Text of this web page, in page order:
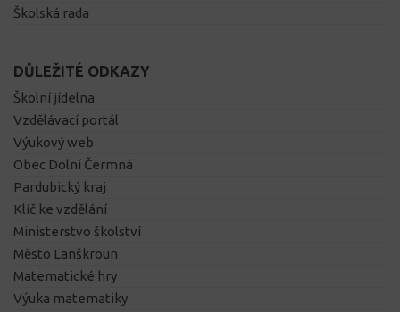
Školská rada
DŮLEŽITÉ ODKAZY
Školní jídelna
Vzdělávací portál
Výukový web
Obec Dolní Čermná
Pardubický kraj
Klíč ke vzdělání
Ministerstvo školství
Město Lanškroun
Matematické hry
Výuka matematiky